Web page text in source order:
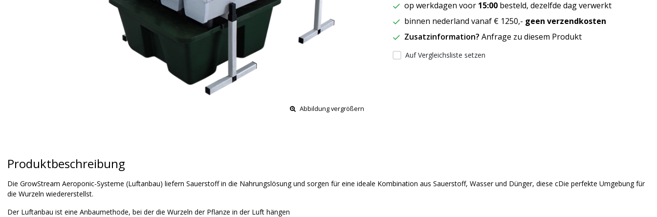
Abbildung vergrößern
op werkdagen voor 15:00 besteld, dezelfde dag verwerkt
binnen nederland vanaf € 1250,- geen verzendkosten
Zusatzinformation? Anfrage zu diesem Produkt
Auf Vergleichsliste setzen
Produktbeschreibung
Die GrowStream Aeroponic-Systeme (Luftanbau) liefern Sauerstoff in die Nahrungslösung und sorgen für eine ideale Kombination aus Sauerstoff, Wasser und Dünger, diese cDie perfekte Umgebung für
die Wurzeln wiedererstellst.
Der Luftanbau ist eine Anbaumethode, bei der die Wurzeln der Pflanze in der Luft hängen